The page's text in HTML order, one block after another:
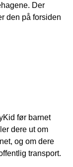
Der
den på forsiden
før barnet
dere ut om
og om dere
transport.